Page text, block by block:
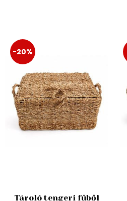
-20%
Tároló tengeri fűből